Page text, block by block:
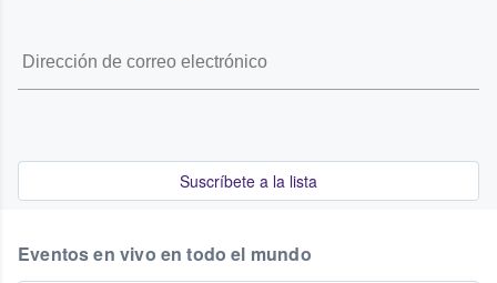
Suscríbete a la lista
Eventos en vivo en todo el mundo